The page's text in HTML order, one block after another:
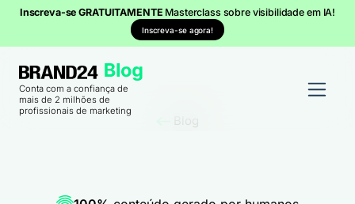
Inscreva-se GRATUITAMENTE Masterclass sobre visibilidade em IA!
Inscreva-se agora!
Conta com a confiança de
mais de 2 milhões de
profissionais de marketing